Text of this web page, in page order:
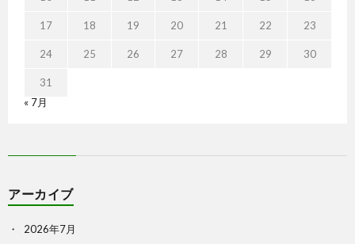
17 18 19 20 21 22 23
24 25 26 27 28 29 30
31
« 7月
アーカイブ
2026年7月